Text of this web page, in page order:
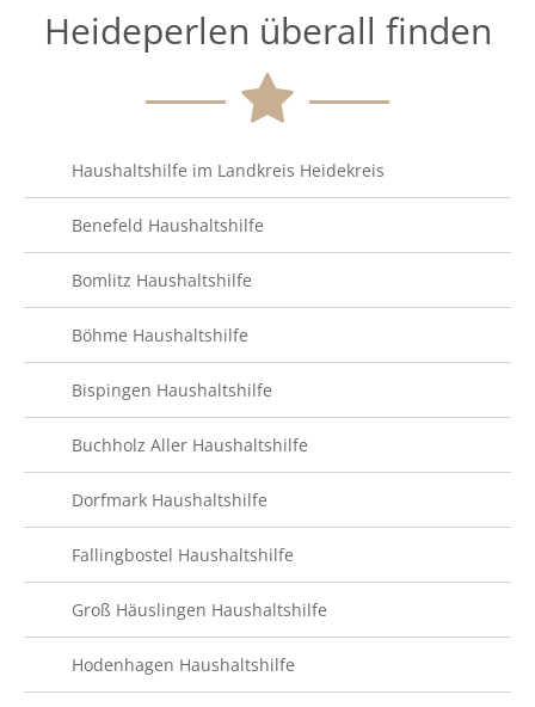
Heideperlen überall finden
Haushaltshilfe im Landkreis Heidekreis
Benefeld Haushaltshilfe
Bomlitz Haushaltshilfe
Böhme Haushaltshilfe
Bispingen Haushaltshilfe
Buchholz Aller Haushaltshilfe
Dorfmark Haushaltshilfe
Fallingbostel Haushaltshilfe
Groß Häuslingen Haushaltshilfe
Hodenhagen Haushaltshilfe